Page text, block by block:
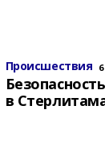
Происшествия
в